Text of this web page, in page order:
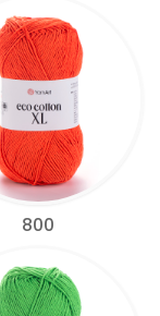
800